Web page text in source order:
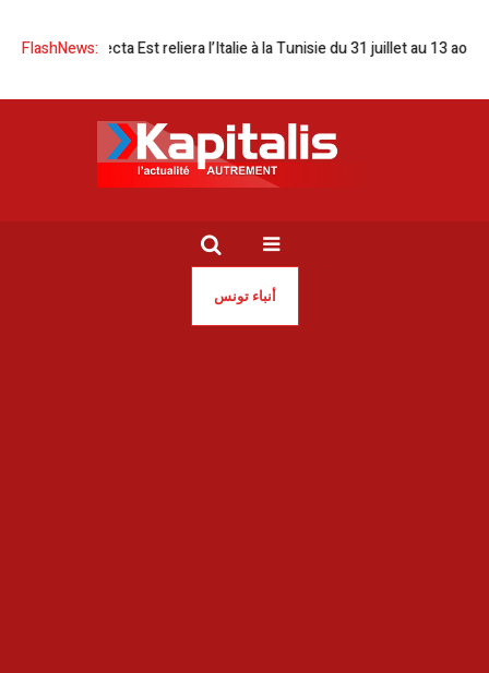
FlashNews:
Dilecta Est reliera l’Italie à la Tunisie du 31 juillet au 13 août
أنباء تونس